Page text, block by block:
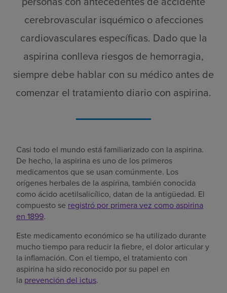
cerebrovascular isquémico o afecciones
cardiovasculares específicas. Dado que la
aspirina conlleva riesgos de hemorragia,
siempre debe hablar con su médico antes de
comenzar el tratamiento diario con aspirina.
Casi todo el mundo está familiarizado con la aspirina.
De hecho, la aspirina es uno de los primeros
medicamentos que se usan comúnmente. Los
orígenes herbales de la aspirina, también conocida
como ácido acetilsalicílico, datan de la antigüedad. El
compuesto se registró por primera vez como aspirina
en 1899.
Este medicamento económico se ha utilizado durante
mucho tiempo para reducir la fiebre, el dolor articular y
la inflamación. Con el tiempo, el tratamiento con
aspirina ha sido reconocido por su papel en
la prevención del ictus.